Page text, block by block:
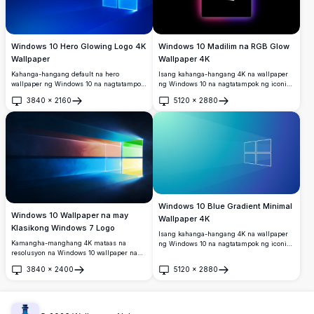
Windows 10 Hero Glowing Logo 4K
Wallpaper
Kahanga-hangang default na hero
wallpaper ng Windows 10 na nagtatampok
logo ng Windows laban sa malalim na
royal blue na background. Perpektong
mataas na resolusyong 4K desktop
background na may dynamic na light rays
at modernong disenyo.
3840 × 2160
Buksan
Windows 10 Madilim na RGB Glow
Wallpaper 4K
Isang kahanga-hangang 4K na wallpaper
ng Windows 10 na nagtatampok ng iconic
isang makinis na itim na background,
napapalibutan ng maliwanag na RGB na
5120 × 2880
Buksan
Windows 10 Wallpaper na may
Klasikong Windows 7 Logo
Kamangha-manghang 4K mataas na
resolusyon na Windows 10 wallpaper na
logo ng Windows 7 na may maliwanag na
liwanag laban sa malalim na madilim na
asul na background.
3840 × 2400
Buksan
Windows 10 Blue Gradient Minimal
Wallpaper 4K
Isang kahanga-hangang 4K na wallpaper
ng Windows 10 na nagtatampok ng iconic
gradient na background na may banayad
5120 × 2880
Buksan